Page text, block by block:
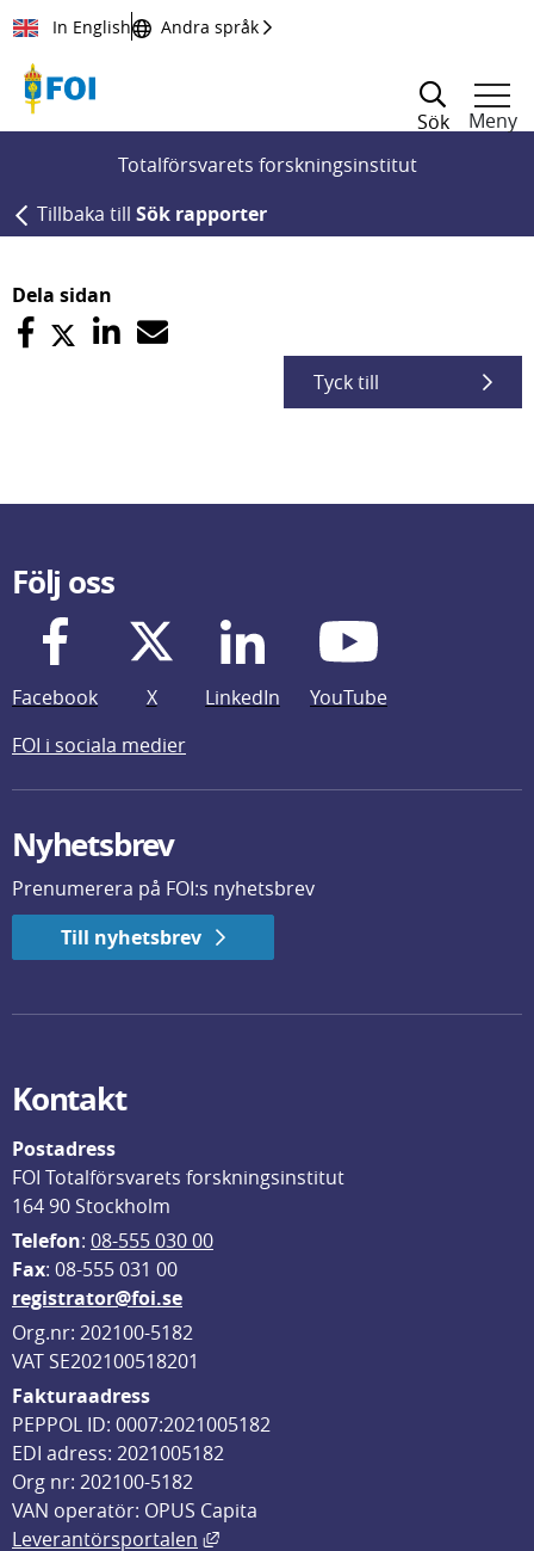
Till innehållet
In English Andra språk
Sök
Meny
Totalförsvarets forskningsinstitut
Tillbaka till Sök rapporter
Dela sidan
Tyck till
Följ oss
Facebook X LinkedIn
YouTube
FOI i sociala medier
Nyhetsbrev
Prenumerera på FOI:s nyhetsbrev
Till nyhetsbrev
Kontakt
Postadress
FOI Totalförsvarets forskningsinstitut
164 90 Stockholm
Telefon: 08-555 030 00
Fax: 08-555 031 00
registrator@foi.se
Org.nr: 202100-5182
VAT SE202100518201
Fakturaadress
PEPPOL ID: 0007:2021005182
EDI adress: 2021005182
Org nr: 202100-5182
VAN operatör: OPUS Capita
Leverantörsportalen
Länk till annan webbplats, öppnas